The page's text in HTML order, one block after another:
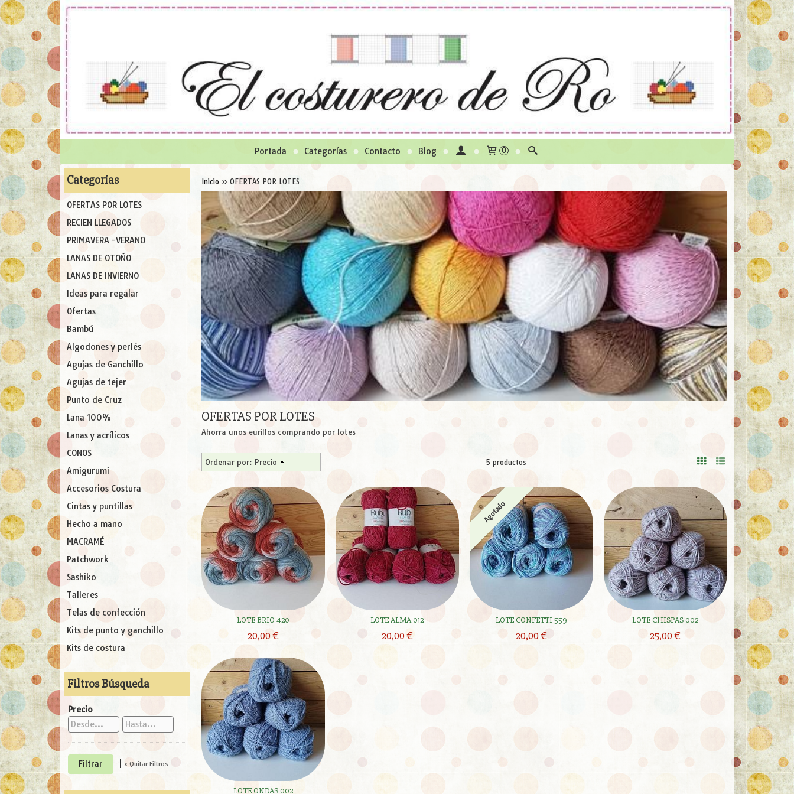
Portada Categorías Contacto Blog 0
Categorías
OFERTAS POR LOTES
RECIEN LLEGADOS
PRIMAVERA -VERANO
LANAS DE OTOÑO
LANAS DE INVIERNO
Ideas para regalar
Ofertas
Bambú
Algodones y perlés
Agujas de Ganchillo
Agujas de tejer
Punto de Cruz
Lana 100%
Lanas y acrílicos
CONOS
Amigurumi
Accesorios Costura
Cintas y puntillas
Hecho a mano
MACRAMÉ
Patchwork
Sashiko
Talleres
Telas de confección
Kits de punto y ganchillo
Kits de costura
Filtros Búsqueda
Precio
x Quitar Filtros
Inicio » OFERTAS POR LOTES
OFERTAS POR LOTES
Ahorra unos eurillos comprando por lotes
Ordenar por: Precio 5 productos
LOTE BRIO 420
20,00 €
LOTE ALMA 012
20,00 €
Agotado
LOTE CONFETTI 559
20,00 €
LOTE CHISPAS 002
25,00 €
LOTE ONDAS 002